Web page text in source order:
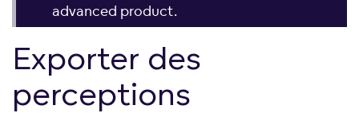
advanced product.
Exporter des
perceptions